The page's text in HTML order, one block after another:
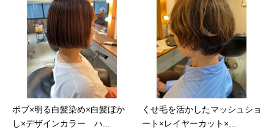
ボブ×明る白髪染め×白髪ぼか
し×デザインカラー ハ...
くせ毛を活かしたマッシュショ
ート×レイヤーカット×...